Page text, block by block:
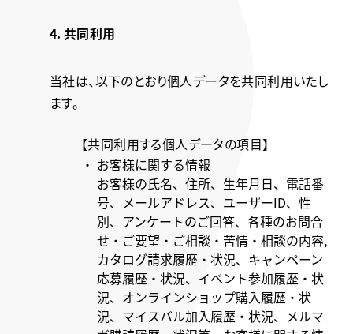
4．共同利用
当社は、以下のとおり個人データを共同利用いたし
ます。
【共同利用する個人データの項目】
・ お客様に関する情報
お客様の氏名、住所、生年月日、電話番
号、メールアドレス、ユーザーID、性
別、アンケートのご回答、各種のお問合
せ・ご要望・ご相談・苦情・相談の内容,
カタログ請求履歴・状況、キャンペーン
応募履歴・状況、イベント参加履歴・状
況、オンラインショップ購入履歴・状
況、マイスバル加入履歴・状況、メルマ